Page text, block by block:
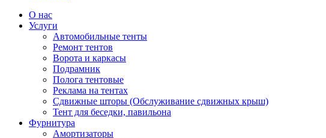
О нас
Услуги
Автомобильные тенты
Ремонт тентов
Ворота и каркасы
Подрамник
Полога тентовые
Реклама на тентах
Сдвижные шторы (Обслуживание сдвижных крыш)
Тент для беседки, павильона
Фурнитура
Амортизаторы